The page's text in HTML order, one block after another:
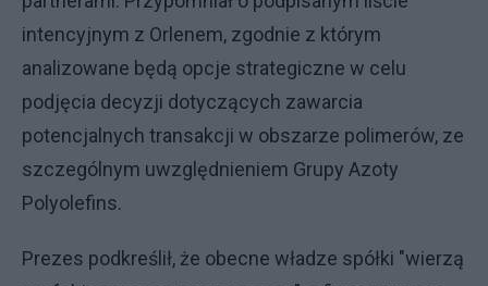
intencyjnym z Orlenem, zgodnie z którym
analizowane będą opcje strategiczne w celu
podjęcia decyzji dotyczących zawarcia
potencjalnych transakcji w obszarze polimerów, ze
szczególnym uwzględnieniem Grupy Azoty
Polyolefins.
Prezes podkreślił, że obecne władze spółki "wierzą